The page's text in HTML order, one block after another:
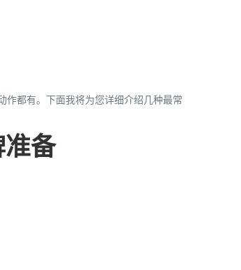
作都有。下面我将为您详细介绍几种最常
备